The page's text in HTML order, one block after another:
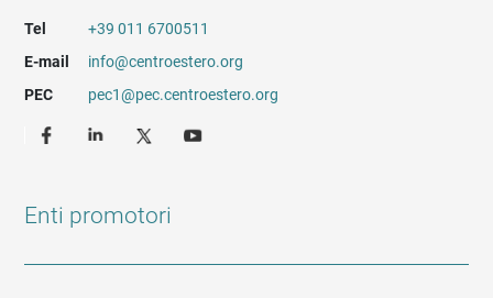
Tel
+39 011 6700511
E-mail
info@centroestero.org
PEC
pec1@pec.centroestero.org
Enti promotori